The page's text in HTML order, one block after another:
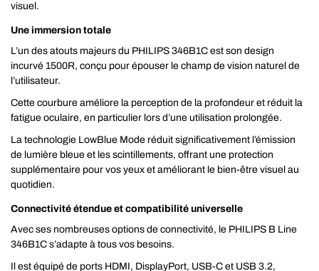
visuel.
Une immersion totale
L’un des atouts majeurs du PHILIPS 346B1C est son design
incurvé 1500R, conçu pour épouser le champ de vision naturel de
l’utilisateur.
Cette courbure améliore la perception de la profondeur et réduit la
fatigue oculaire, en particulier lors d’une utilisation prolongée.
La technologie LowBlue Mode réduit significativement l’émission
de lumière bleue et les scintillements, offrant une protection
supplémentaire pour vos yeux et améliorant le bien-être visuel au
quotidien.
Connectivité étendue et compatibilité universelle
Avec ses nombreuses options de connectivité, le PHILIPS B Line
346B1C s’adapte à tous vos besoins.
Il est équipé de ports HDMI, DisplayPort, USB-C et USB 3.2,